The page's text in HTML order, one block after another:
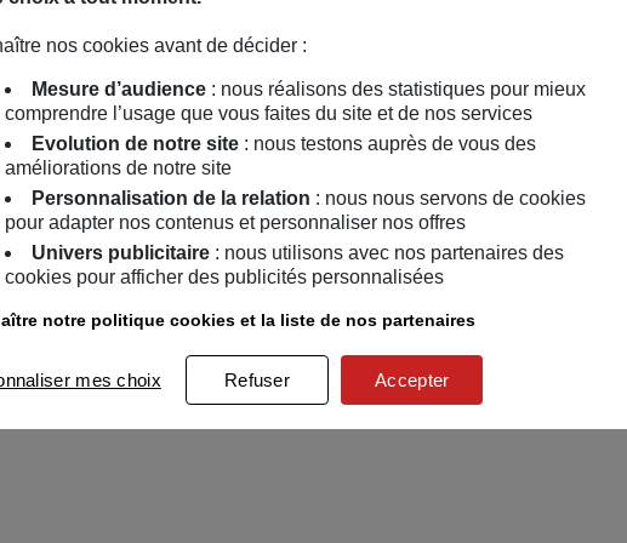
nos cookies avant de décider :
Mesure d’audience : nous réalisons des statistiques pour mieux
comprendre l’usage que vous faites du site et de nos services
Evolution de notre site : nous testons auprès de vous des
améliorations de notre site
Personnalisation de la relation : nous nous servons de cookies
pour adapter nos contenus et personnaliser nos offres
Univers publicitaire : nous utilisons avec nos partenaires des
cookies pour afficher des publicités personnalisées
notre politique cookies et la liste de nos partenaires
mes choix Refuser Accepter